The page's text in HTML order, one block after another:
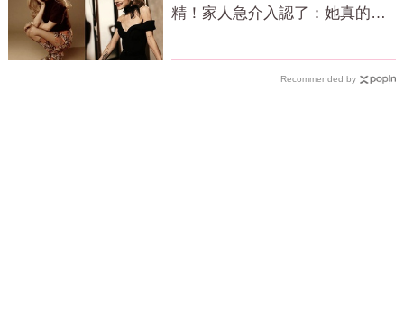
精！家人急介入認了：她真的不
Recommended by